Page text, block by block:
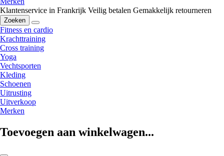
Klantenservice in Frankrijk Veilig betalen Gemakkelijk retourneren
Zoeken
Fitness en cardio
Krachttraining
Cross training
Yoga
Vechtsporten
Kleding
Schoenen
Uitrusting
Uitverkoop
Merken
Toevoegen aan winkelwagen...